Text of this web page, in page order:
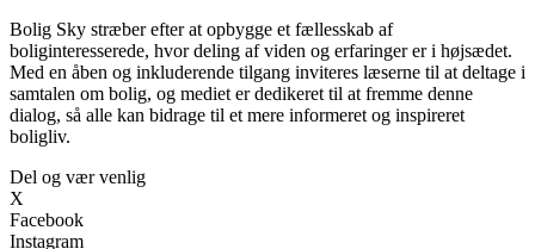
Bolig Sky stræber efter at opbygge et fællesskab af
boliginteresserede, hvor deling af viden og erfaringer er i højsædet.
Med en åben og inkluderende tilgang inviteres læserne til at deltage i
samtalen om bolig, og mediet er dedikeret til at fremme denne
dialog, så alle kan bidrage til et mere informeret og inspireret
boligliv.
Del og vær venlig
X
Facebook
Instagram